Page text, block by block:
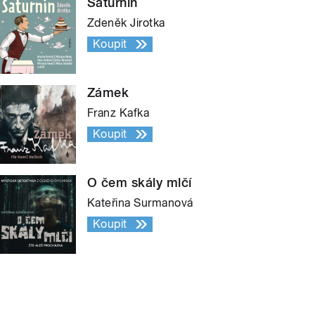
Zdeněk Jirotka
Koupit
Zámek
Franz Kafka
Koupit
O čem skály mlčí
Kateřina Surmanová
Koupit